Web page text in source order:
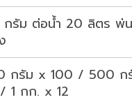
รัม ต่อน้ำ 20 ลิตร พ่
กรัม x 100 / 500 ก
1 กก. x 12